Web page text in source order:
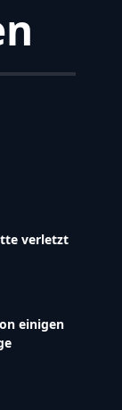
verletzt
einigen